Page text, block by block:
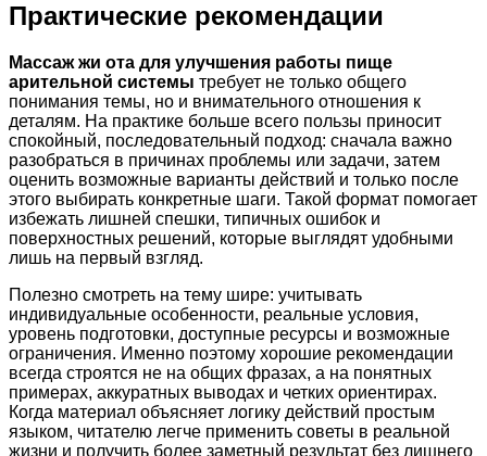
Практические рекомендации
Массаж жи ота для улучшения работы пище
арительной системы требует не только общего
понимания темы, но и внимательного отношения к
деталям. На практике больше всего пользы приносит
спокойный, последовательный подход: сначала важно
разобраться в причинах проблемы или задачи, затем
оценить возможные варианты действий и только после
этого выбирать конкретные шаги. Такой формат помогает
избежать лишней спешки, типичных ошибок и
поверхностных решений, которые выглядят удобными
лишь на первый взгляд.
Полезно смотреть на тему шире: учитывать
индивидуальные особенности, реальные условия,
уровень подготовки, доступные ресурсы и возможные
ограничения. Именно поэтому хорошие рекомендации
всегда строятся не на общих фразах, а на понятных
примерах, аккуратных выводах и четких ориентирах.
Когда материал объясняет логику действий простым
языком, читателю легче применить советы в реальной
жизни и получить более заметный результат без лишнего